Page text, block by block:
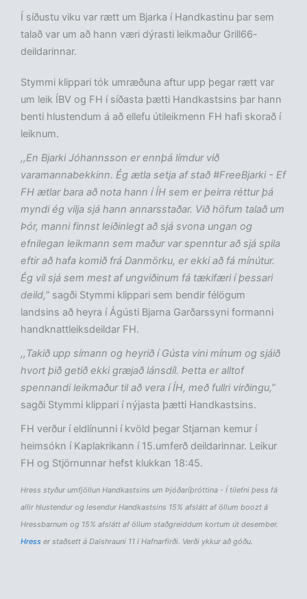
Í síðustu viku var rætt um Bjarka í Handkastinu þar sem
talað var um að hann væri dýrasti leikmaður Grill66-
deildarinnar.
Stymmi klippari tók umræðuna aftur upp þegar rætt var
um leik ÍBV og FH í síðasta þætti Handkastsins þar hann
benti hlustendum á að ellefu útileikmenn FH hafi skorað í
leiknum.
,,En Bjarki Jóhannsson er ennþá límdur við
varamannabekkinn. Ég ætla setja af stað #FreeBjarki - Ef
FH ætlar bara að nota hann í ÍH sem er þeirra réttur þá
myndi ég vilja sjá hann annarsstaðar. Við höfum talað um
Þór, manni finnst leiðinlegt að sjá svona ungan og
efnilegan leikmann sem maður var spenntur að sjá spila
eftir að hafa komið frá Danmörku, er ekki að fá mínútur.
Ég vil sjá sem mest af ungviðinum fá tækifæri í þessari
deild,” sagði Stymmi klippari sem bendir félögum
landsins að heyra í Ágústi Bjarna Garðarssyni formanni
handknattleiksdeildar FH.
,,Takið upp símann og heyrið í Gústa vini mínum og sjáið
hvort þið getið ekki græjað lánsdíl. Þetta er alltof
spennandi leikmaður til að vera í ÍH, með fullri virðingu,”
sagði Stymmi klippari í nýjasta þætti Handkastsins.
FH verður í eldlínunni í kvöld þegar Stjarnan kemur í
heimsókn í Kaplakrikann í 15.umferð deildarinnar. Leikur
FH og Stjörnunnar hefst klukkan 18:45.
Hress styður umfjöllun Handkastsins um Þjóðaríþróttina - Í tilefni þess fá
allir hlustendur og lesendur Handkastsins 15% afslátt af öllum boozt á
Hressbarnum og 15% afslátt af öllum staðgreiddum kortum út desember.
Hress er staðsett á Dalshrauni 11 í Hafnarfirði. Verði ykkur að góðu.